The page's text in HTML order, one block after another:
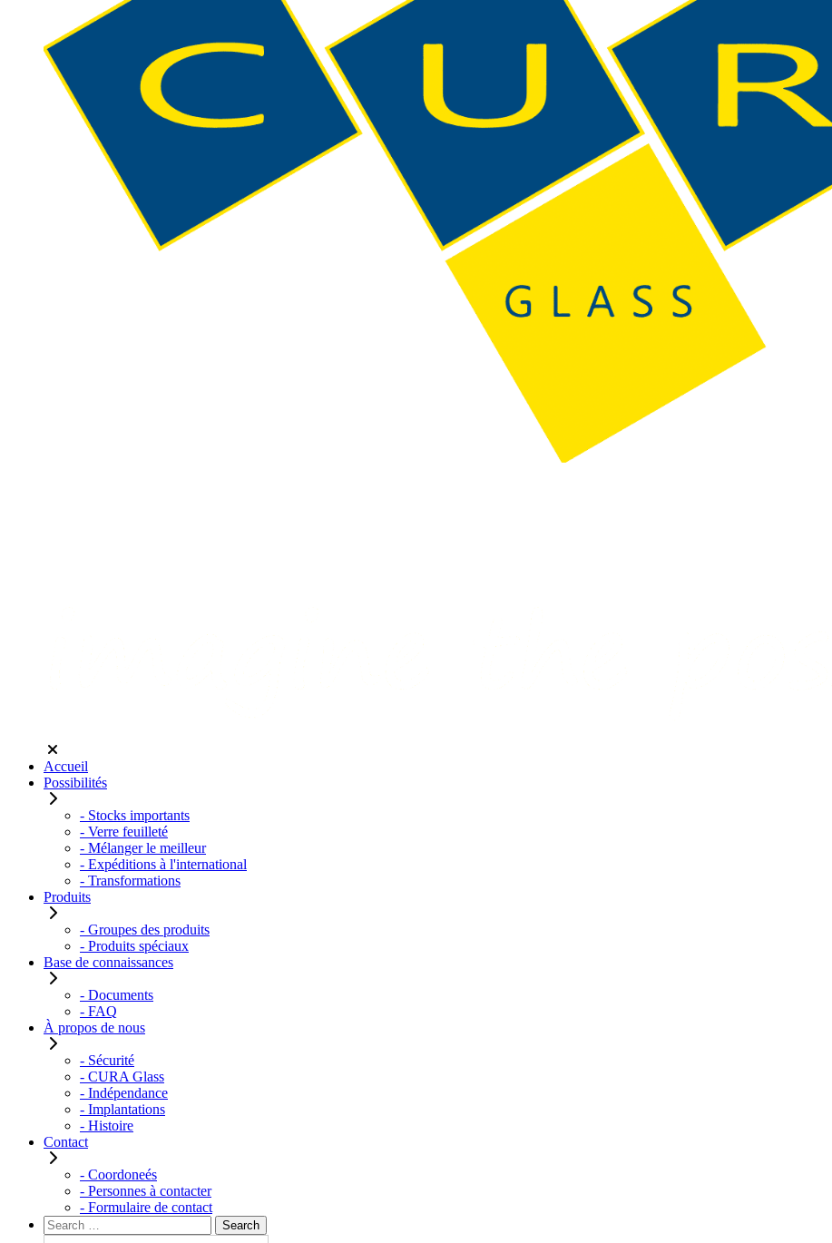
Accueil
Possibilités
- Stocks importants
- Verre feuilleté
- Mélanger le meilleur
- Expéditions à l'international
- Transformations
Produits
- Groupes des produits
- Produits spéciaux
Base de connaissances
- Documents
- FAQ
À propos de nous
- Sécurité
- CURA Glass
- Indépendance
- Implantations
- Histoire
Contact
- Coordoneés
- Personnes à contacter
- Formulaire de contact
Rechercher :
Search